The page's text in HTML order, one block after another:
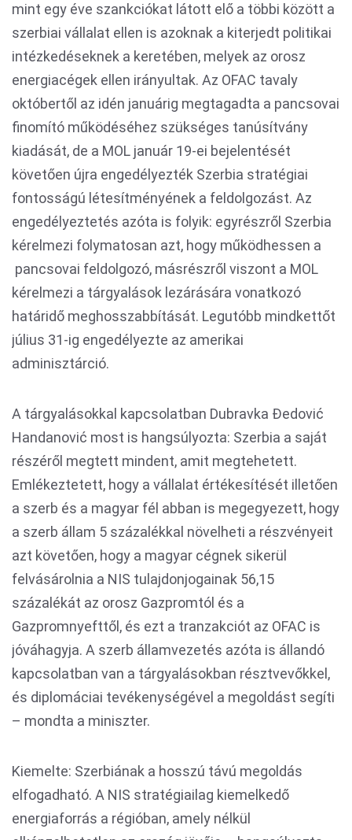
mint egy éve szankciókat látott elő a többi között a
szerbiai vállalat ellen is azoknak a kiterjedt politikai
intézkedéseknek a keretében, melyek az orosz
energiacégek ellen irányultak. Az OFAC tavaly
októbertől az idén januárig megtagadta a pancsovai
finomító működéséhez szükséges tanúsítvány
kiadását, de a MOL január 19-ei bejelentését
követően újra engedélyezték Szerbia stratégiai
fontosságú létesítményének a feldolgozást. Az
engedélyeztetés azóta is folyik: egyrészről Szerbia
kérelmezi folymatosan azt, hogy működhessen a
pancsovai feldolgozó, másrészről viszont a MOL
kérelmezi a tárgyalások lezárására vonatkozó
határidő meghosszabbítását. Legutóbb mindkettőt
július 31-ig engedélyezte az amerikai
adminisztárció.
A tárgyalásokkal kapcsolatban Dubravka Đedović
Handanović most is hangsúlyozta: Szerbia a saját
részéről megtett mindent, amit megtehetett.
Emlékeztetett, hogy a vállalat értékesítését illetően
a szerb és a magyar fél abban is megegyezett, hogy
a szerb állam 5 százalékkal növelheti a részvényeit
azt követően, hogy a magyar cégnek sikerül
felvásárolnia a NIS tulajdonjogainak 56,15
százalékát az orosz Gazpromtól és a
Gazpromnyefttől, és ezt a tranzakciót az OFAC is
jóváhagyja. A szerb államvezetés azóta is állandó
kapcsolatban van a tárgyalásokban résztvevőkkel,
és diplomáciai tevékenységével a megoldást segíti
– mondta a miniszter.
Kiemelte: Szerbiának a hosszú távú megoldás
elfogadható. A NIS stratégiailag kiemelkedő
energiaforrás a régióban, amely nélkül